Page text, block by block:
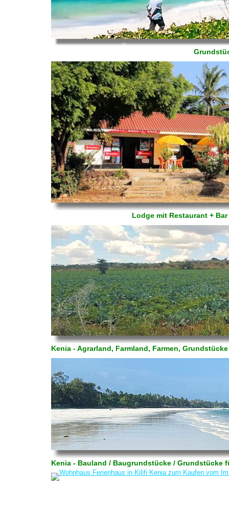
Lodge mit Restaurant +
Kenia - Agrarland, Farmland, Farmen,
Kenia - Bauland / Baugrundstücke / Grundstücke